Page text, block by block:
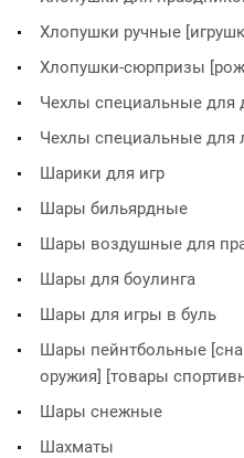
Хлопушки ручные
Хлопушки-сюрпризы
Чехлы специальные для
Чехлы специальные для
Шарики для игр
Шары бильярдные
Шары воздушные для
Шары для боулинга
Шары для игры в буль
Шары пейнтбольные
оружия] [товары
Шары снежные
Шахматы